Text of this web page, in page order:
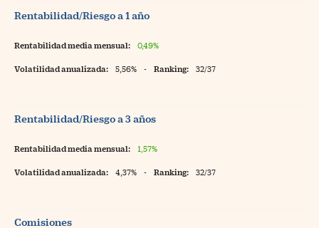
Rentabilidad/Riesgo a 1 año
Rentabilidad media mensual: 0,49%
Volatilidad anualizada: 5,56% - Ranking: 32/37
Rentabilidad/Riesgo a 3 años
Rentabilidad media mensual: 1,57%
Volatilidad anualizada: 4,37% - Ranking: 32/37
Comisiones